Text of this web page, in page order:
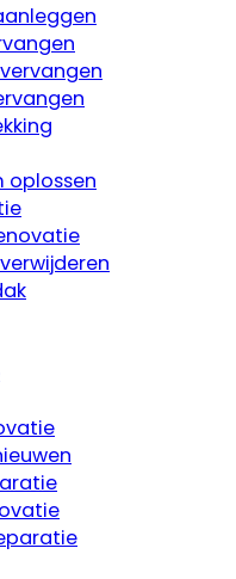
oplossen